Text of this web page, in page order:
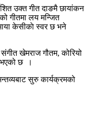
उक्त गीत दाङमै छायांकन
गीतमा लय मन्जित
केसीकाे स्वर छ भने
खेमराज गौतम, कोरियो
भएको छ ।
सुरु कार्यक्रमको